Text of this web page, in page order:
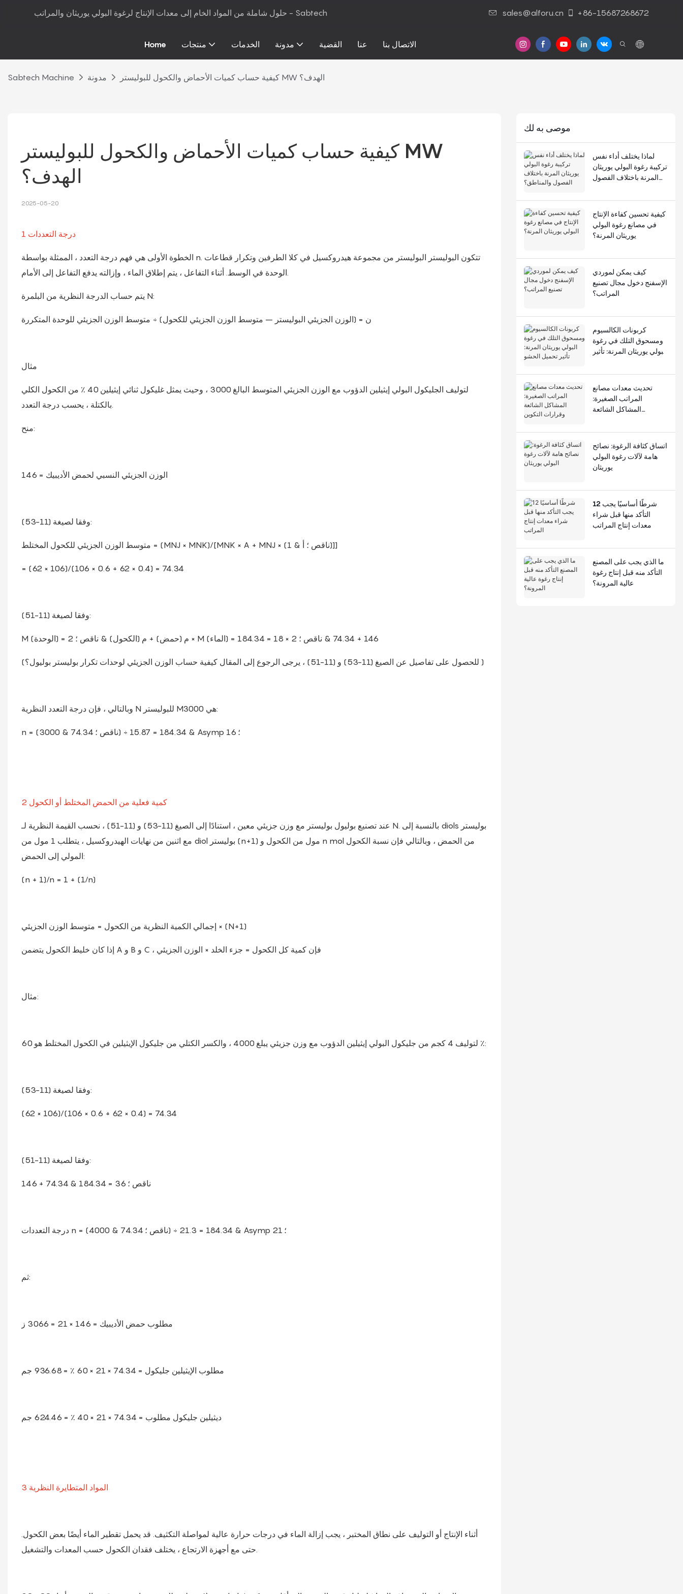
حلول شاملة من المواد الخام إلى معدات الإنتاج لرغوة البولي يوريثان والمراتب - Sabtech sales@alforu.cn +86-15687268672
Home منتجات الخدمات مدونة القضية عنا الاتصال بنا
Sabtech Machine مدونة كيفية حساب كميات الأحماض والكحول للبوليستر MW الهدف؟
كيفية حساب كميات الأحماض والكحول للبوليستر MW
الهدف؟
2025-05-20
1 درجة التعددات
الخطوة الأولى هي فهم درجة التعدد ، الممثلة بواسطة n. تتكون البوليستر البوليستر من مجموعة هيدروكسيل في كلا الطرفين وتكرار قطاعات
الوحدة في الوسط. أثناء التفاعل ، يتم إطلاق الماء ، وإزالته يدفع التفاعل إلى الأمام.
يتم حساب الدرجة النظرية من البلمرة N:
ن = (الوزن الجزيئي البوليستر – متوسط ​​الوزن الجزيئي للكحول) ÷ متوسط ​​الوزن الجزيئي للوحدة المتكررة
مثال
لتوليف الجليكول البولي إيثيلين الدؤوب مع الوزن الجزيئي المتوسط ​​البالغ 3000 ، وحيث يمثل غليكول ثنائي إيثيلين 40 ٪ من الكحول الكلي
بالكتلة ، يحسب درجة التعدد.
منح:
الوزن الجزيئي النسبي لحمض الأديبيك = 146
وفقا لصيغة (11-53):
متوسط ​​الوزن الجزيئي للكحول المختلط = (MNJ × MNK)/[MNK × A + MNJ × (1 & ناقص ؛ أ)]]
= (62 × 106)/(106 × 0.6 + 62 × 0.4) = 74.34
وفقا لصيغة (11-51):
M (الوحدة) = م (حمض) + م (الكحول) & ناقص ؛ 2 × M (الماء) = 146 + 74.34 & ناقص ؛ 2 × 18 = 184.34
(للحصول على تفاصيل عن الصيغ (11-53) و (11-51) ، يرجى الرجوع إلى المقال )
وبالتالي ، فإن درجة التعدد النظرية N للبوليستر M3000 هي:
n = (3000 & ناقص ؛ 74.34) ÷ 184.34 = 15.87 & Asymp ؛ 16
2 كمية فعلية من الحمض المختلط أو الكحول
عند تصنيع بوليول بوليستر مع وزن جزيئي معين ، استنادًا إلى الصيغ (11-53) و (11-51) ، نحسب القيمة النظرية لـ N. بالنسبة إلى diols بوليستر
مع اثنين من نهايات الهيدروكسيل ، يتطلب 1 مول من diol بوليستر (n+1) مول من الكحول و n mol من الحمض ، وبالتالي فإن نسبة الكحول
المولي إلى الحمض:
(n + 1)/n = 1 + (1/n)
إجمالي الكمية النظرية من الكحول = متوسط ​​الوزن الجزيئي × (N+1)
إذا كان خليط الكحول يتضمن A و B و C ، فإن كمية كل الكحول = جزء الخلد × الوزن الجزيئي
مثال:
لتوليف 4 كجم من جليكول البولي إيثيلين الدؤوب مع وزن جزيئي يبلغ 4000 ، والكسر الكتلي من جليكول الإيثيلين في الكحول المختلط هو 60 ٪:
وفقا لصيغة (11-53):
(62 × 106)/(106 × 0.6 + 62 × 0.4) = 74.34
وفقا لصيغة (11-51):
146 + 74.34 & ناقص ؛ 36 = 184.34
درجة التعددات n = (4000 & ناقص ؛ 74.34) ÷ 184.34 = 21.3 & Asymp ؛ 21
ثم:
مطلوب حمض الأديبيك = 146 × 21 = 3066 ز
مطلوب الإيثيلين جليكول = 74.34 × 21 × 60 ٪ = 936.68 جم
ديثيلين جليكول مطلوب = 74.34 × 21 × 40 ٪ = 624.46 جم
3 المواد المتطايرة النظرية
أثناء الإنتاج أو التوليف على نطاق المختبر ، يجب إزالة الماء في درجات حرارة عالية لمواصلة التكثيف. قد يحمل تقطير الماء أيضًا بعض الكحول.
حتى مع أجهزة الارتجاع ، يختلف فقدان الكحول حسب المعدات والتشغيل.
موصى به لك
لماذا يختلف أداء نفس
تركيبة رغوة البولي يوريثان
المرنة باختلاف الفصول
كيفية تحسين كفاءة الإنتاج
في مصانع رغوة البولي
يوريثان المرنة؟
كيف يمكن لموردي
الإسفنج دخول مجال تصنيع
المراتب؟
كربونات الكالسيوم
ومسحوق التلك في رغوة
البولي يوريثان المرنة: تأثير
تحديث معدات مصانع
المراتب الصغيرة:
المشاكل الشائعة
اتساق كثافة الرغوة: نصائح
هامة لآلات رغوة البولي
يوريثان
12 شرطًا أساسيًا يجب
التأكد منها قبل شراء
معدات إنتاج المراتب
ما الذي يجب على المصنع
التأكد منه قبل إنتاج رغوة
عالية المرونة؟